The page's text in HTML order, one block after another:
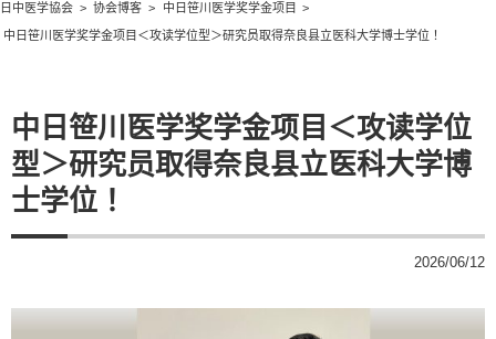
日中医学協会 协会博客 中日笹川医学奖学金项目
中日笹川医学奖学金项目＜攻读学位型＞研究员取得奈良县立医科大学博士学位！
中日笹川医学奖学金项目＜攻读学位
型＞研究员取得奈良县立医科大学博
士学位！
2026/06/12